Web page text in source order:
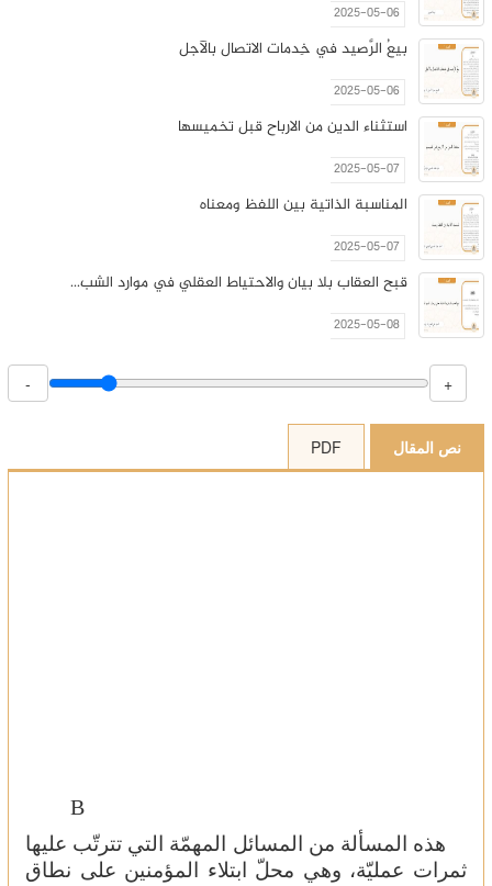
2025-05-06
بيعُ الرَّصيد في خِدمات الاتصال بالآجل
2025-05-06
استثناء الدين من الارباح قبل تخميسها
2025-05-07
المناسبة الذاتية بين اللفظ ومعناه
2025-05-07
قبح العقاب بلا بيان والاحتياط العقلي في موارد الشب...
2025-05-08
رسالة في حرمة الغِليان في شهر رمضان اوّل رسالة صنّ...
- +
PDF نص المقال
B
هذه المسألة من المسائل المهمّة التي تترتّب عليها
ثمرات عمليّة، وهي محلّ ابتلاء المؤمنين على نطاق